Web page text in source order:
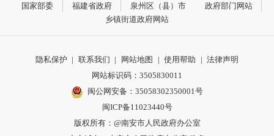
国家部委 福建省政府 泉州区（县）市
政府部门网站
乡镇街道政府网站
隐私保护 | 联系我们 | 网站地图 | 使用帮助 | 法律声明
网站标识码：3505830011
闽公网安备：35058302350001号
闽ICP备11023440号
版权所有：@南安市人民政府办公室